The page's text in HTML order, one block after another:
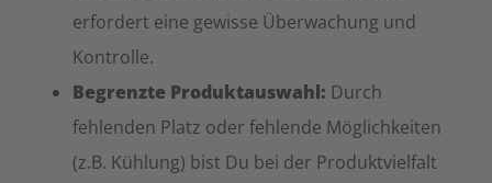
erfordert eine gewisse Überwachung und
Kontrolle.
Begrenzte Produktauswahl: Durch
fehlenden Platz oder fehlende Möglichkeiten
(z.B. Kühlung) bist Du bei der Produktvielfalt